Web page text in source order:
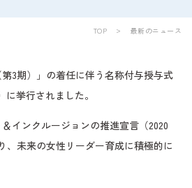
TOP 最新のニュース
第3期）」の着任に伴う名称付与授与式
に挙行されました。
インクルージョンの推進宣言（2020
、未来の女性リーダー育成に積極的に